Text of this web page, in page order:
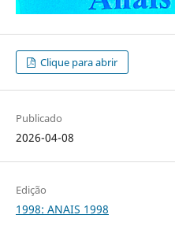
Clique para abrir
Publicado
2026-04-08
Edição
1998: ANAIS 1998